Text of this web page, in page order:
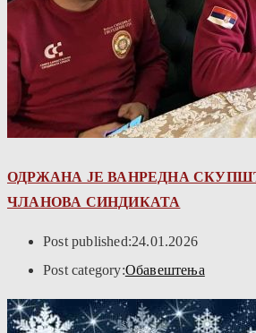
ОДРЖАНА ЈЕ ВАНРЕДНА
ЧЛАНОВА СИНДИКАТА
Post published:24.01.2026
Post category:Обавештења